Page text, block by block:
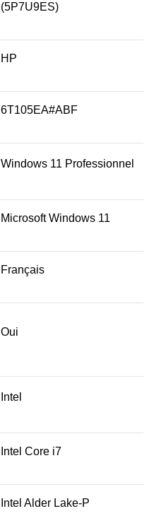
(5P7U9ES)
HP
6T105EA#ABF
Windows 11 Professionnel
Microsoft Windows 11
Français
Oui
Intel
Intel Core i7
Intel Alder Lake-P